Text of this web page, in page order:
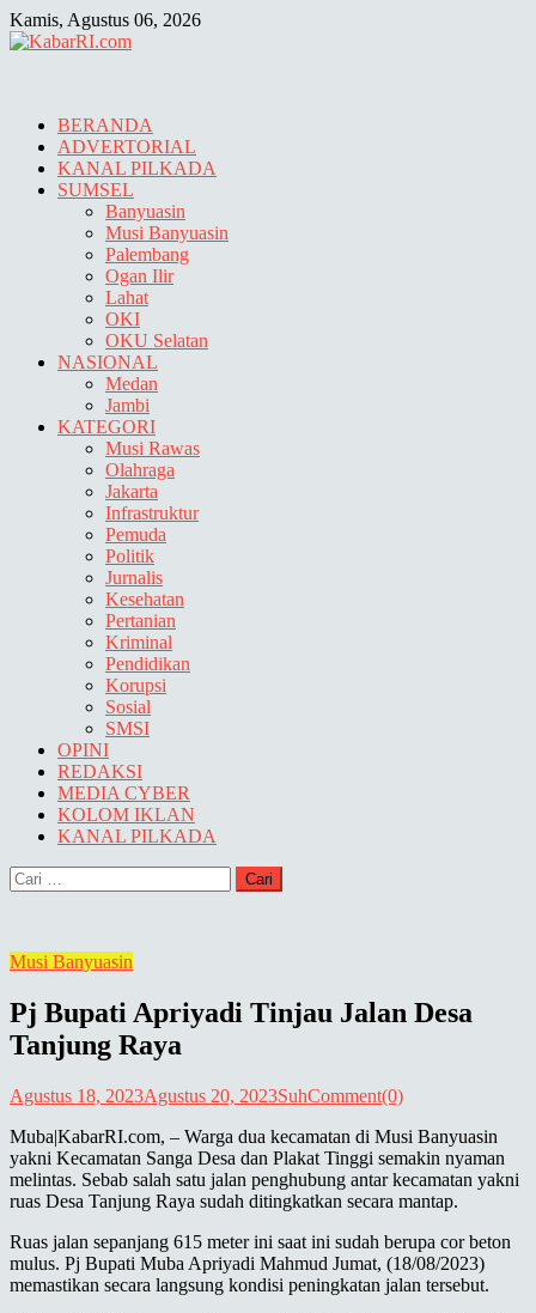
Skip
to
Kamis, Agustus 06, 2026
BERANDA
ADVERTORIAL
KANAL PILKADA
SUMSEL
Banyuasin
Musi Banyuasin
Palembang
Ogan Ilir
Lahat
OKI
OKU Selatan
NASIONAL
Medan
Jambi
KATEGORI
Musi Rawas
Olahraga
Jakarta
Infrastruktur
Pemuda
Politik
Jurnalis
Kesehatan
Pertanian
Kriminal
Pendidikan
Korupsi
Sosial
SMSI
OPINI
REDAKSI
MEDIA CYBER
KOLOM IKLAN
KANAL PILKADA
Cari
untuk:
Musi Banyuasin
Pj Bupati Apriyadi Tinjau Jalan Desa
Tanjung Raya
Agustus 18, 2023Agustus 20, 2023SuhComment(0)
Muba|KabarRI.com, – Warga dua kecamatan di Musi Banyuasin
yakni Kecamatan Sanga Desa dan Plakat Tinggi semakin nyaman
melintas. Sebab salah satu jalan penghubung antar kecamatan yakni
ruas Desa Tanjung Raya sudah ditingkatkan secara mantap.
Ruas jalan sepanjang 615 meter ini saat ini sudah berupa cor beton
mulus. Pj Bupati Muba Apriyadi Mahmud Jumat, (18/08/2023)
memastikan secara langsung kondisi peningkatan jalan tersebut.